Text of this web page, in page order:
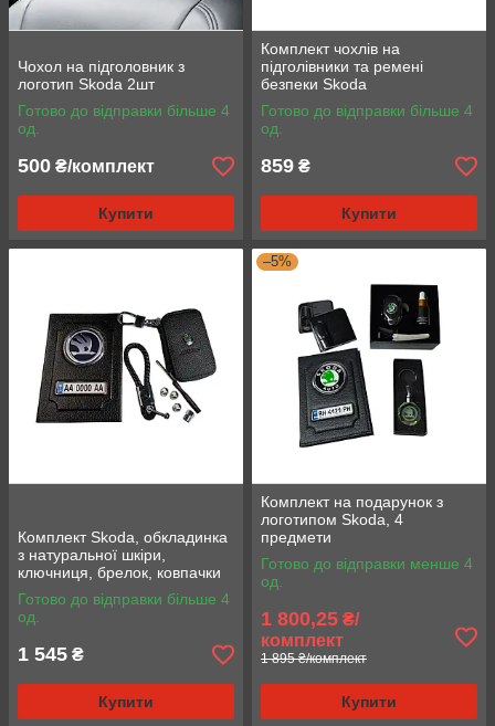
Чохол на підголовник з
логотип Skoda 2шт
Готово до відправки більше 4
од.
500 ₴/комплект
Купити
Комплект чохлів на
підголівники та ремені
безпеки Skoda
Готово до відправки більше 4
од.
859 ₴
Купити
Комплект Skoda, обкладинка
з натуральної шкіри,
ключниця, брелок, ковпачки
Готово до відправки більше 4
од.
1 545 ₴
Купити
–5%
Комплект на подарунок з
логотипом Skoda, 4
предмети
Готово до відправки менше 4
од.
1 800,25 ₴/
комплект
1 895 ₴/комплект
Купити